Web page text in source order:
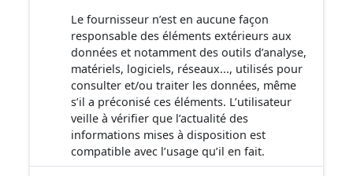
Le fournisseur n’est en aucune façon
responsable des éléments extérieurs aux
données et notamment des outils d’analyse,
matériels, logiciels, réseaux..., utilisés pour
consulter et/ou traiter les données, même
s’il a préconisé ces éléments. L’utilisateur
veille à vérifier que l’actualité des
informations mises à disposition est
compatible avec l’usage qu’il en fait.